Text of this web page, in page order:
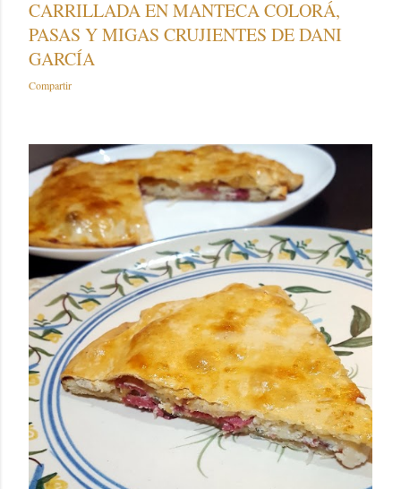
CARRILLADA EN MANTECA COLORÁ,
PASAS Y MIGAS CRUJIENTES DE DANI
GARCÍA
Compartir